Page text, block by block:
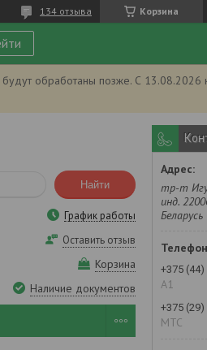
Корзина
134 отзыва
обработаны позже. С
Найти
График работы
Оставить отзыв
Корзина
Наличие документов
тр-т
инд.
Беларусь
+375
А1
+375
MTC